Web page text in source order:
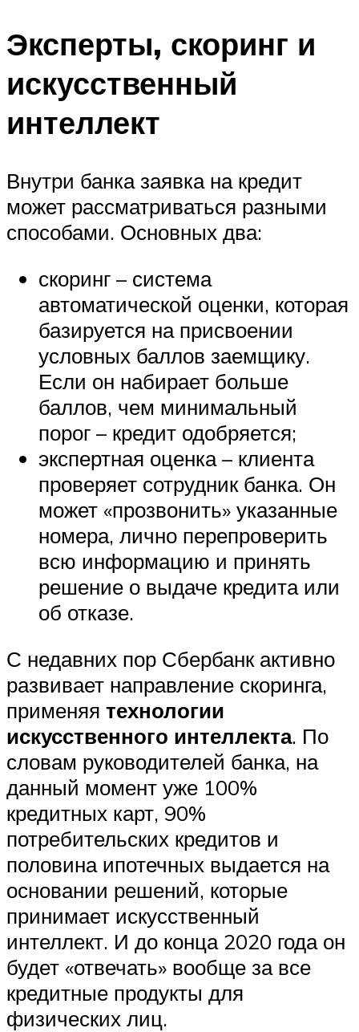
Эксперты, скоринг и
искусственный
интеллект
Внутри банка заявка на кредит
может рассматриваться разными
способами. Основных два:
скоринг – система
автоматической оценки, которая
базируется на присвоении
условных баллов заемщику.
Если он набирает больше
баллов, чем минимальный
порог – кредит одобряется;
экспертная оценка – клиента
проверяет сотрудник банка. Он
может «прозвонить» указанные
номера, лично перепроверить
всю информацию и принять
решение о выдаче кредита или
об отказе.
С недавних пор Сбербанк активно
развивает направление скоринга,
применяя технологии
искусственного интеллекта. По
словам руководителей банка, на
данный момент уже 100%
кредитных карт, 90%
потребительских кредитов и
половина ипотечных выдается на
основании решений, которые
принимает искусственный
интеллект. И до конца 2020 года он
будет «отвечать» вообще за все
кредитные продукты для
физических лиц.